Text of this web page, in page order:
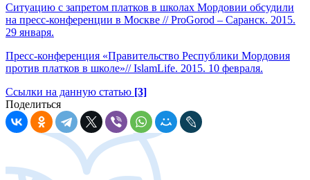
Ситуацию с запретом платков в школах Мордовии обсудили
на пресс-конференции в Москве // ProGorod – Саранск. 2015.
29 января.
Пресс-конференция «Правительство Республики Мордовия
против платков в школе»// IslamLife. 2015. 10 февраля.
Ссылки на данную статью [3]
Поделиться